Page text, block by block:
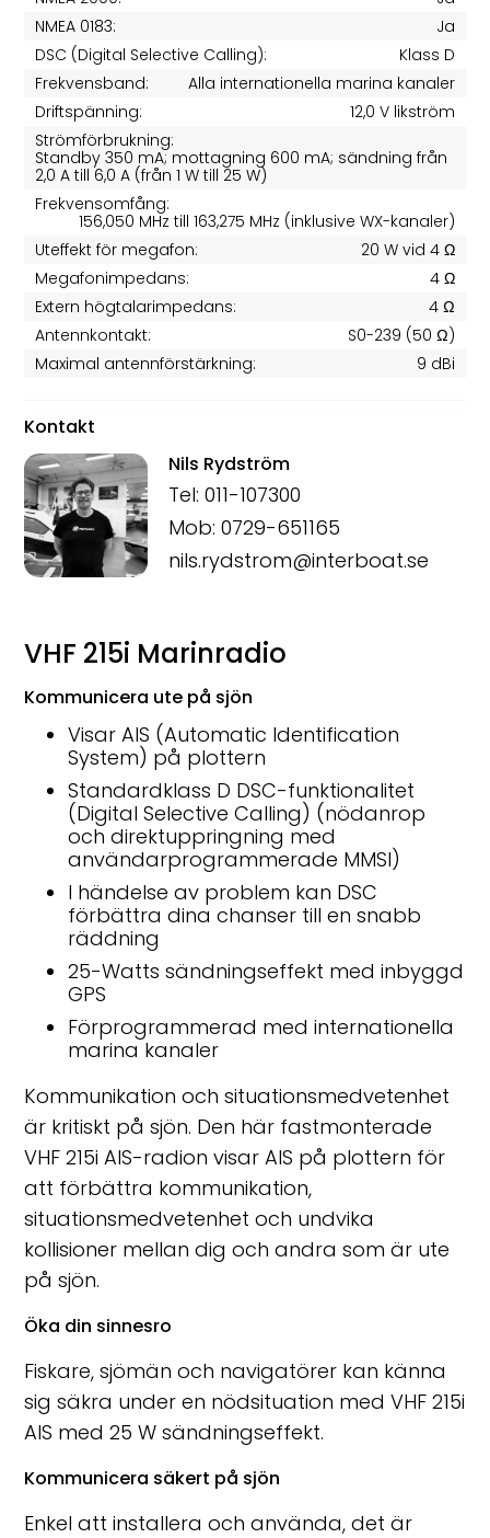
NMEA 0183:
Ja
DSC (Digital Selective Calling):
Klass D
Frekvensband:
Alla internationella marina kanaler
Driftspänning:
12,0 V likström
Strömförbrukning:
Standby 350 mA; mottagning 600 mA; sändning från
2,0 A till 6,0 A (från 1 W till 25 W)
Frekvensomfång:
156,050 MHz till 163,275 MHz (inklusive WX-kanaler)
Uteffekt för megafon:
20 W vid 4 Ω
Megafonimpedans:
4 Ω
Extern högtalarimpedans:
4 Ω
Antennkontakt:
S0-239 (50 Ω)
Maximal antennförstärkning:
9 dBi
Kontakt
Nils Rydström
Tel: 011-107300
Mob: 0729-651165
nils.rydstrom@interboat.se
VHF 215i Marinradio
Kommunicera ute på sjön
Visar AIS (Automatic Identification
System) på plottern
Standardklass D DSC-funktionalitet
(Digital Selective Calling) (nödanrop
och direktuppringning med
användarprogrammerade MMSI)
I händelse av problem kan DSC
förbättra dina chanser till en snabb
räddning
25-Watts sändningseffekt med inbyggd
GPS
Förprogrammerad med internationella
marina kanaler
Kommunikation och situationsmedvetenhet
är kritiskt på sjön. Den här fastmonterade
VHF 215i AIS-radion visar AIS på plottern för
att förbättra kommunikation,
situationsmedvetenhet och undvika
kollisioner mellan dig och andra som är ute
på sjön.
Öka din sinnesro
Fiskare, sjömän och navigatörer kan känna
sig säkra under en nödsituation med VHF 215i
AIS med 25 W sändningseffekt.
Kommunicera säkert på sjön
Enkel att installera och använda, det är